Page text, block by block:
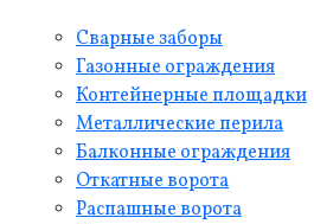
Сварные заборы
Газонные ограждения
Контейнерные площадки
Металлические перила
Балконные ограждения
Откатные ворота
Распашные ворота